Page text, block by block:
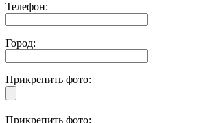
Телефон:
Город:
Прикрепить фото:
Прикрепить фото: